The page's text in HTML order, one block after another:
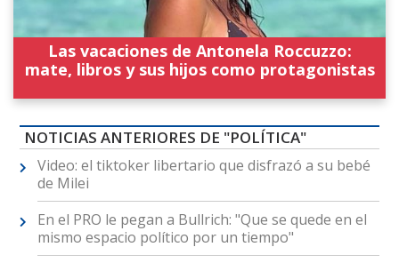
Las vacaciones de Antonela Roccuzzo:
mate, libros y sus hijos como protagonistas
NOTICIAS ANTERIORES DE "POLÍTICA"
Video: el tiktoker libertario que disfrazó a su bebé
de Milei
En el PRO le pegan a Bullrich: "Que se quede en el
mismo espacio político por un tiempo"